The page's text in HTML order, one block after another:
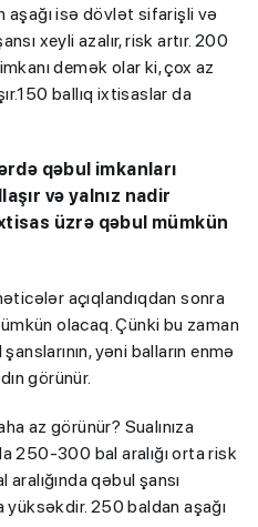
aşağı isə dövlət sifarişli və
xeyli azalır, risk artır. 200
demək olar ki, çox az
ballıq ixtisaslar da
qəbul imkanları
və yalnız nadir
üzrə qəbul mümkün
açıqlandıqdan sonra
olacaq. Çünki bu zaman
yəni balların enmə
görünür.
az görünür? Sualınıza
250-300 bal aralığı orta risk
qəbul şansı
yüksəkdir. 250 baldan aşağı